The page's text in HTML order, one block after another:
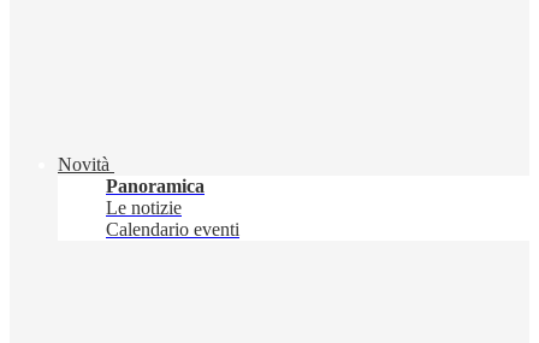
Novità
Panoramica
Le notizie
Calendario eventi